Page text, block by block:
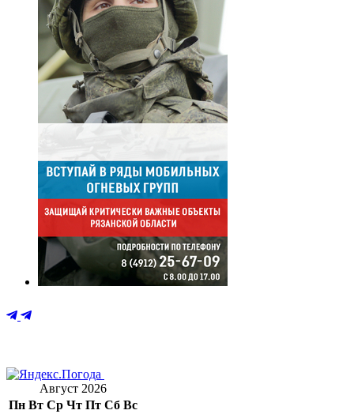
Август 2026
Пн Вт Ср Чт Пт Сб Вс